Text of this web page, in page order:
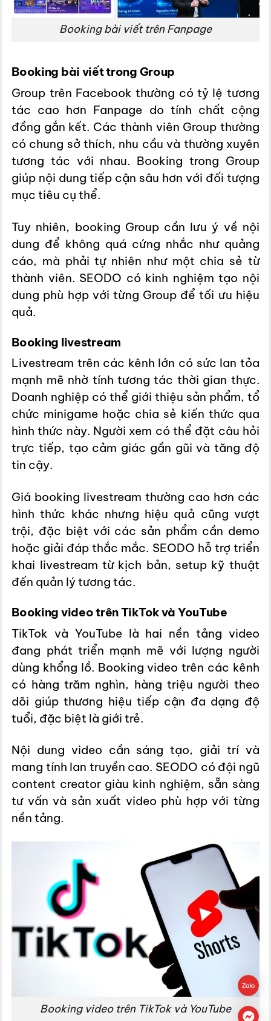
Booking bài viết trên Fanpage
Booking bài viết trong Group
Group trên Facebook thường có tỷ lệ tương
tác cao hơn Fanpage do tính chất cộng
đồng gắn kết. Các thành viên Group thường
có chung sở thích, nhu cầu và thường xuyên
tương tác với nhau. Booking trong Group
giúp nội dung tiếp cận sâu hơn với đối tượng
mục tiêu cụ thể.
Tuy nhiên, booking Group cần lưu ý về nội
dung để không quá cứng nhắc như quảng
cáo, mà phải tự nhiên như một chia sẻ từ
thành viên. SEODO có kinh nghiệm tạo nội
dung phù hợp với từng Group để tối ưu hiệu
quả.
Booking livestream
Livestream trên các kênh lớn có sức lan tỏa
mạnh mẽ nhờ tính tương tác thời gian thực.
Doanh nghiệp có thể giới thiệu sản phẩm, tổ
chức minigame hoặc chia sẻ kiến thức qua
hình thức này. Người xem có thể đặt câu hỏi
trực tiếp, tạo cảm giác gần gũi và tăng độ
tin cậy.
Giá booking livestream thường cao hơn các
hình thức khác nhưng hiệu quả cũng vượt
trội, đặc biệt với các sản phẩm cần demo
hoặc giải đáp thắc mắc. SEODO hỗ trợ triển
khai livestream từ kịch bản, setup kỹ thuật
đến quản lý tương tác.
Booking video trên TikTok và YouTube
TikTok và YouTube là hai nền tảng video
đang phát triển mạnh mẽ với lượng người
dùng khổng lồ. Booking video trên các kênh
có hàng trăm nghìn, hàng triệu người theo
dõi giúp thương hiệu tiếp cận đa dạng độ
tuổi, đặc biệt là giới trẻ.
Nội dung video cần sáng tạo, giải trí và
mang tính lan truyền cao. SEODO có đội ngũ
content creator giàu kinh nghiệm, sẵn sàng
tư vấn và sản xuất video phù hợp với từng
nền tảng.
Booking video trên TikTok và YouTube